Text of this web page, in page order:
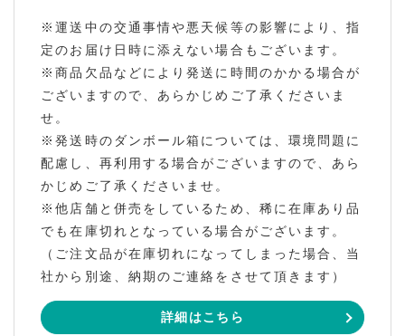
※運送中の交通事情や悪天候等の影響により、指
定のお届け日時に添えない場合もございます。
※商品欠品などにより発送に時間のかかる場合が
ございますので、あらかじめご了承くださいま
せ。
※発送時のダンボール箱については、環境問題に
配慮し、再利用する場合がございますので、あら
かじめご了承くださいませ。
※他店舗と併売をしているため、稀に在庫あり品
でも在庫切れとなっている場合がございます。
（ご注文品が在庫切れになってしまった場合、当
社から別途、納期のご連絡をさせて頂きます）
詳細はこちら